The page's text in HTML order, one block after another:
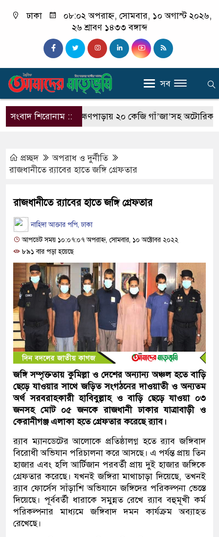
ঢাকা
০৮:০২ অপরাহ্ন, সোমবার, ১০ অগাস্ট ২০২৬,
২৬ শ্রাবণ ১৪৩৩ বঙ্গাব্দ
সব
সংবাদ শিরোনাম ::
রাকিব ব্রাহ্মণপাড়ায় ২০ কেজি গাঁ’জা’সহ অটোরিকশা জব্দ,
প্রচ্ছদ
অপরাধ ‍ও দুর্নীতি
রাজধানীতে র‍্যাবের হাতে জঙ্গি গ্রেফতার
রাজধানীতে র‍্যাবের হাতে জঙ্গি গ্রেফতার
নাহিদা আক্তার পপি, ঢাকা
আপডেট সময় ১০:০৭:০৭ অপরাহ্ন, সোমবার, ১০ অক্টোবর ২০২২
৮৯১ বার পড়া হয়েছে
জঙ্গি সম্পৃক্ততায় কুমিল্লা ও দেশের অন্যান্য অঞ্চল হতে বাড়ি
ছেড়ে যাওয়ার সাথে জড়িত সংগঠনের দাওয়াতী ও অন্যতম
অর্থ সরবরাহকারী হাবিবুল্লাহ ও বাড়ি ছেড়ে যাওয়া ০৩
জনসহ মোট ০৫ জনকে রাজধানী ঢাকার যাত্রাবাড়ী ও
কেরানীগঞ্জ এলাকা হতে গ্রেফতার করেছে র‌্যাব।
র‌্যাব ম্যানডেটের আলোকে প্রতিষ্ঠালগ্ন হতে র‌্যাব জঙ্গিবাদ
বিরোধী অভিযান পরিচালনা করে আসছে। এ পর্যন্ত প্রায় তিন
হাজার এবং হলি আর্টিজান পরবর্তী প্রায় দুই হাজার জঙ্গিকে
গ্রেফতার করেছে। যখনই জঙ্গিরা মাথাচাড়া দিয়েছে, তখনই
র‌্যাব ফোর্সেস সাঁড়াশি অভিযানে জঙ্গিদের পরিকল্পনা ভেস্তে
দিয়েছে। পূর্ববর্তী ধারাকে সমুন্নত রেখে র‌্যাব বহুমূখী কর্ম
পরিকল্পনার মাধ্যমে জঙ্গিবাদ দমন কার্যক্রম অব্যাহত
রেখেছে।